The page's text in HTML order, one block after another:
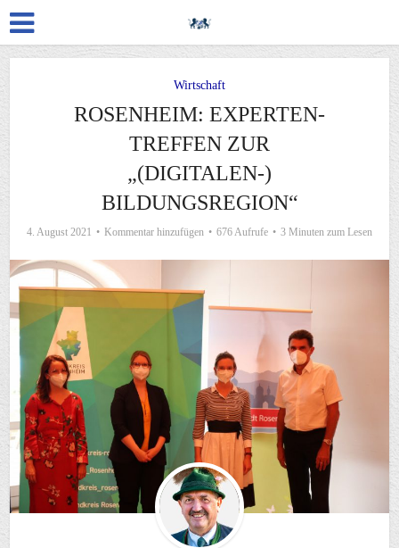
Wirtschaft
ROSENHEIM: EXPERTEN-
TREFFEN ZUR
„(DIGITALEN-)
BILDUNGSREGION“
4. August 2021 Kommentar hinzufügen 676 Aufrufe 3 Minuten zum Lesen